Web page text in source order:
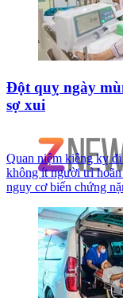
Đột quỵ ngày
sợ xui
Quan niệm kiêng kỵ
không ít người trì
nguy cơ biến chứng